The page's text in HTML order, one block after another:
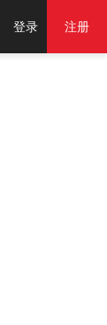
登录 注册